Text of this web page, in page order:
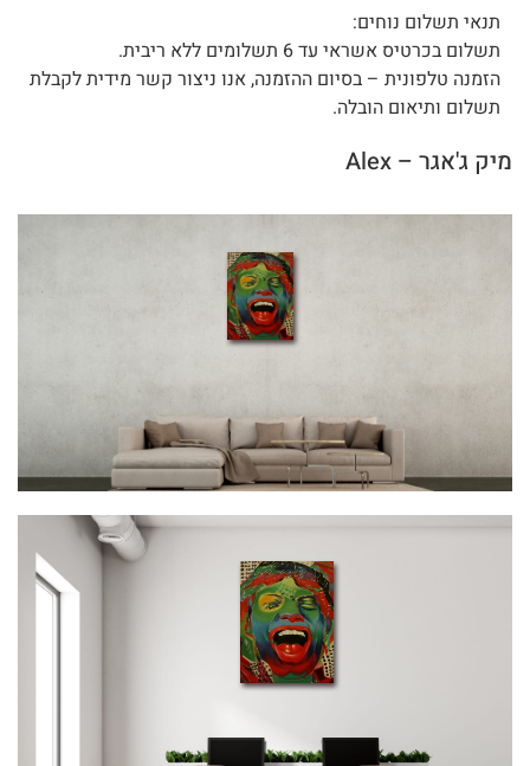
תנאי תשלום נוחים:
תשלום בכרטיס אשראי עד 6 תשלומים ללא ריבית.
הזמנה טלפונית – בסיום ההזמנה, אנו ניצור קשר מידית לקבלת
תשלום ותיאום הובלה.
מיק ג'אגר – Alex